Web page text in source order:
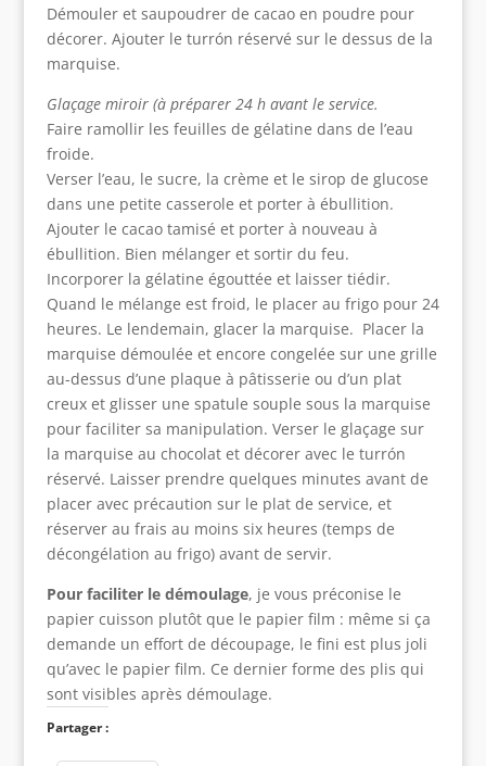
Démouler et saupoudrer de cacao en poudre pour
décorer. Ajouter le turrón réservé sur le dessus de la
marquise.
Glaçage miroir (à préparer 24 h avant le service.
Faire ramollir les feuilles de gélatine dans de l’eau
froide.
Verser l’eau, le sucre, la crème et le sirop de glucose
dans une petite casserole et porter à ébullition.
Ajouter le cacao tamisé et porter à nouveau à
ébullition. Bien mélanger et sortir du feu.
Incorporer la gélatine égouttée et laisser tiédir.
Quand le mélange est froid, le placer au frigo pour 24
heures. Le lendemain, glacer la marquise. Placer la
marquise démoulée et encore congelée sur une grille
au-dessus d’une plaque à pâtisserie ou d’un plat
creux et glisser une spatule souple sous la marquise
pour faciliter sa manipulation. Verser le glaçage sur
la marquise au chocolat et décorer avec le turrón
réservé. Laisser prendre quelques minutes avant de
placer avec précaution sur le plat de service, et
réserver au frais au moins six heures (temps de
décongélation au frigo) avant de servir.
Pour faciliter le démoulage, je vous préconise le
papier cuisson plutôt que le papier film : même si ça
demande un effort de découpage, le fini est plus joli
qu’avec le papier film. Ce dernier forme des plis qui
sont visibles après démoulage.
Partager :